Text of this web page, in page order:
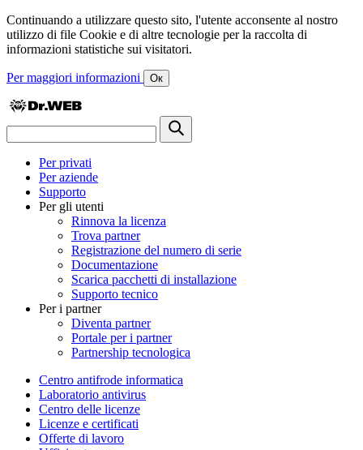
Continuando a utilizzare questo sito, l'utente acconsente al nostro
utilizzo di file Cookie e di altre tecnologie per la raccolta di
informazioni statistiche sui visitatori.
Per maggiori informazioni Ок
Per privati
Per aziende
Supporto
Per gli utenti
Rinnova la licenza
Trova partner
Registrazione del numero di serie
Documentazione
Scarica pacchetti di installazione
Supporto tecnico
Per i partner
Diventa partner
Portale per i partner
Partnership tecnologica
Centro antifrode informatica
Laboratorio antivirus
Centro delle licenze
Licenze e certificati
Offerte di lavoro